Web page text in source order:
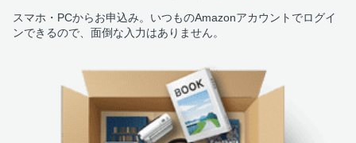
スマホ・PCからお申込み。いつものAmazonアカウントでログイ
ンできるので、面倒な入力はありません。